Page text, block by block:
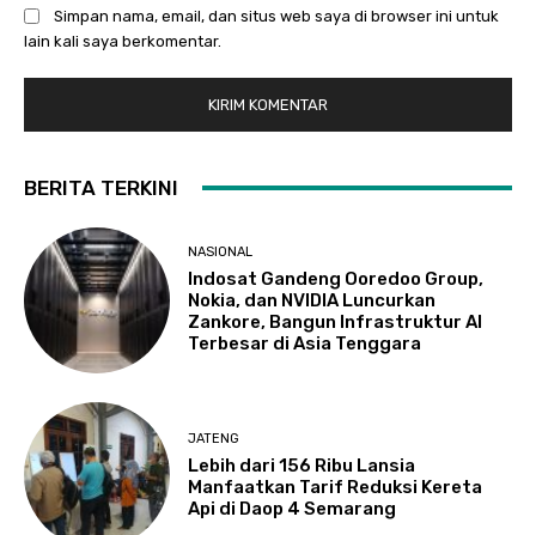
Simpan nama, email, dan situs web saya di browser ini untuk
lain kali saya berkomentar.
BERITA TERKINI
NASIONAL
Indosat Gandeng Ooredoo Group,
Nokia, dan NVIDIA Luncurkan
Zankore, Bangun Infrastruktur AI
Terbesar di Asia Tenggara
JATENG
Lebih dari 156 Ribu Lansia
Manfaatkan Tarif Reduksi Kereta
Api di Daop 4 Semarang